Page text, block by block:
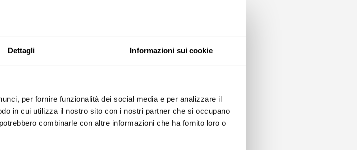
Dettagli Informazioni sui cookie
per fornire funzionalità dei social media e per analizzare il
in cui utilizza il nostro sito con i nostri partner che si occupano
combinarle con altre informazioni che ha fornito loro o